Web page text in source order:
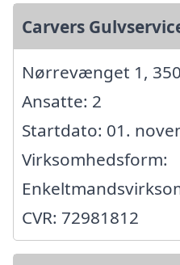
Carvers
Nørrevænget 1,
Ansatte: 2
Startdato: 01.
Virksomhedsform:
CVR: 72981812